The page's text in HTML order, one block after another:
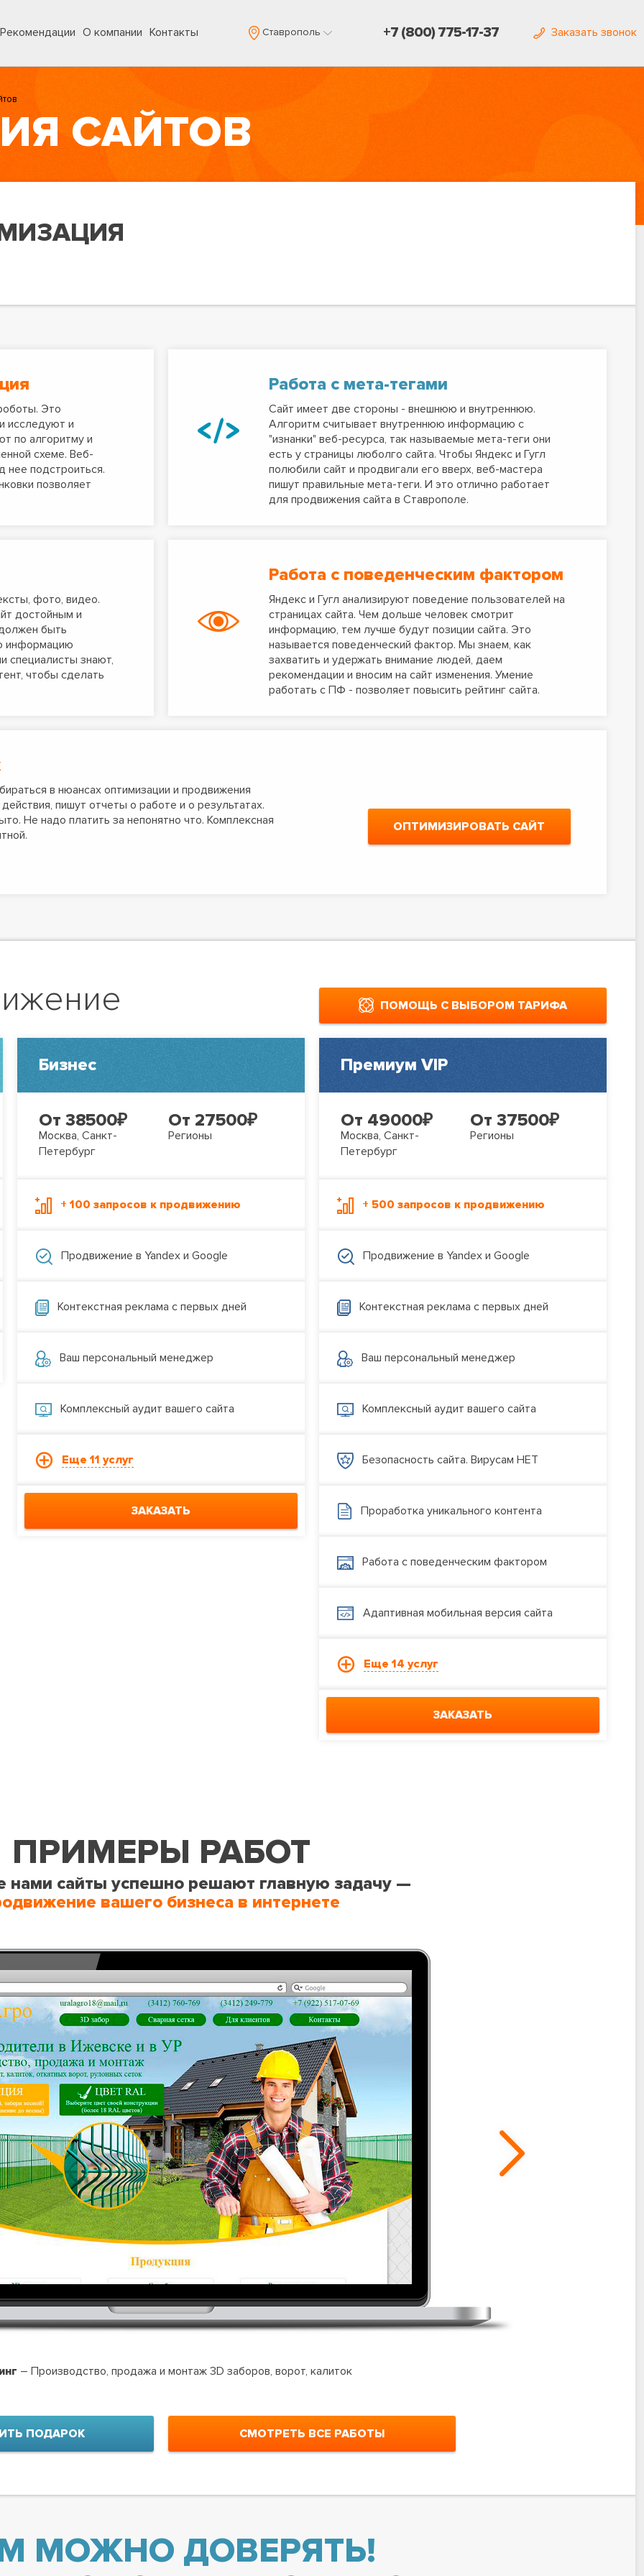
Рекомендации О компании Контакты Ставрополь +7 (800) 775-17-37 Заказать звонок
САЙТОВ
Это
исследуют и
по алгоритму и
схеме. Веб-
нее подстроиться.
позволяет
Работа с мета-тегами
Сайт имеет две стороны - внешнюю и внутреннюю.
Алгоритм считывает внутреннюю информацию с
"изнанки" веб-ресурса, так называемые мета-теги они
есть у страницы люболго сайта. Чтобы Яндекс и Гугл
полюбили сайт и продвигали его вверх, веб-мастера
пишут правильные мета-теги. И это отлично работает
для продвижения сайта в Ставрополе.
фото, видео.
достойным и
быть
информацию
специалисты знают,
чтобы сделать
Работа с поведенческим фактором
Яндекс и Гугл анализируют поведение пользователей на
страницах сайта. Чем дольше человек смотрит
информацию, тем лучше будут позиции сайта. Это
называется поведенческий фактор. Мы знаем, как
захватить и удержать внимание людей, даем
рекомендации и вносим на сайт изменения. Умение
работать с ПФ - позволяет повысить рейтинг сайта.
в нюансах оптимизации и продвижения
пишут отчеты о работе и о результатах.
Не надо платить за непонятно что. Комплексная
ОПТИМИЗИРОВАТЬ САЙТ
ПОМОЩЬ С ВЫБОРОМ ТАРИФА
Бизнес
От 38500₽
Москва, Санкт-
Петербург
От 27500₽
Регионы
+ 100 запросов к продвижению
Продвижение в Yandex и Google
Контекстная реклама с первых дней
Ваш персональный менеджер
Комплексный аудит вашего сайта
Еще 11 услуг
ЗАКАЗАТЬ
Премиум VIP
От 49000₽
Москва, Санкт-
Петербург
От 37500₽
Регионы
+ 500 запросов к продвижению
Продвижение в Yandex и Google
Контекстная реклама с первых дней
Ваш персональный менеджер
Комплексный аудит вашего сайта
Безопасность сайта. Вирусам НЕТ
Проработка уникального контента
Работа с поведенческим фактором
Адаптивная мобильная версия сайта
Еще 14 услуг
ЗАКАЗАТЬ
ПРИМЕРЫ РАБОТ
нами сайты успешно решают главную задачу —
вашего бизнеса в интернете
– Производство, продажа и монтаж 3D заборов, ворот, калиток
ПОДАРОК СМОТРЕТЬ ВСЕ РАБОТЫ
МОЖНО ДОВЕРЯТЬ!